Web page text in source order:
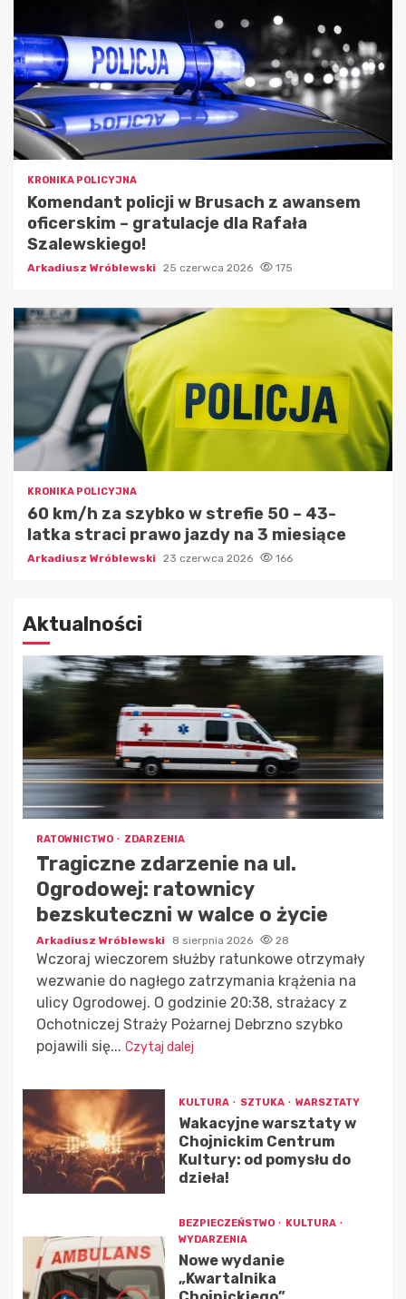
KRONIKA POLICYJNA
Komendant policji w Brusach z awansem
oficerskim – gratulacje dla Rafała
Szalewskiego!
Arkadiusz Wróblewski 25 czerwca 2026 175
KRONIKA POLICYJNA
60 km/h za szybko w strefie 50 – 43-
latka straci prawo jazdy na 3 miesiące
Arkadiusz Wróblewski 23 czerwca 2026 166
Aktualności
RATOWNICTWO ZDARZENIA
Tragiczne zdarzenie na ul.
Ogrodowej: ratownicy
bezskuteczni w walce o życie
Arkadiusz Wróblewski 8 sierpnia 2026 28
Wczoraj wieczorem służby ratunkowe otrzymały
wezwanie do nagłego zatrzymania krążenia na
ulicy Ogrodowej. O godzinie 20:38, strażacy z
Ochotniczej Straży Pożarnej Debrzno szybko
pojawili się... Czytaj dalej
KULTURA SZTUKA WARSZTATY
Wakacyjne warsztaty w
Chojnickim Centrum
Kultury: od pomysłu do
dzieła!
BEZPIECZEŃSTWO
KULTURA
WYDARZENIA
Nowe wydanie
„Kwartalnika